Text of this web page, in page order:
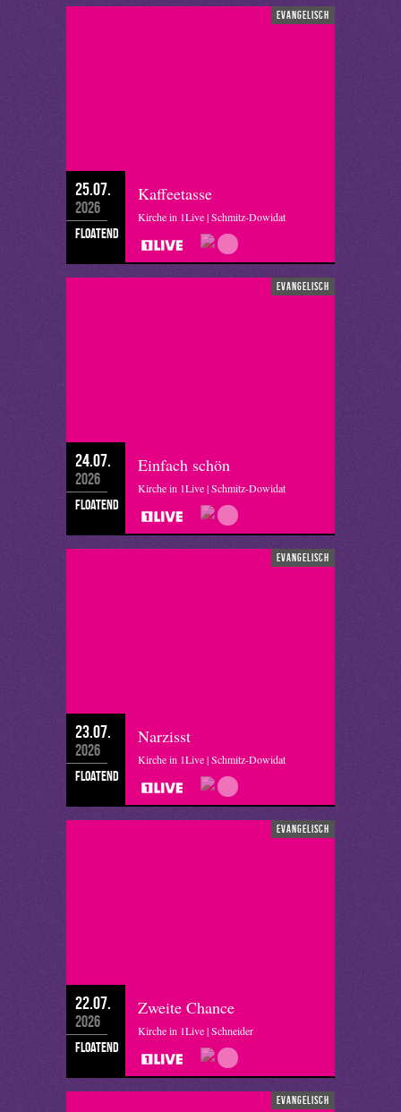
evangelisch
25.07.
2026
floatend
Kaffeetasse
Kirche in 1Live | Schmitz-Dowidat
evangelisch
24.07.
2026
floatend
Einfach schön
Kirche in 1Live | Schmitz-Dowidat
evangelisch
23.07.
2026
floatend
Narzisst
Kirche in 1Live | Schmitz-Dowidat
evangelisch
22.07.
2026
floatend
Zweite Chance
Kirche in 1Live | Schneider
evangelisch